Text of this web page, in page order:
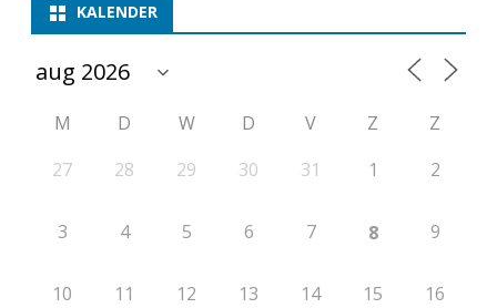
KALENDER
M D W D V Z
Z
27
28 29 30 31 1 2
3 4 5 6 7 8 9
10 11 12 13 14 15 16